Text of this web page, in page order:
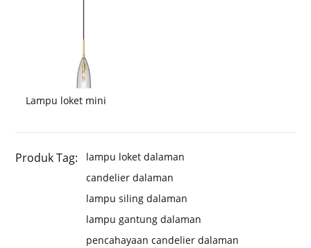
Lampu loket mini
Produk Tag:
lampu loket dalaman
candelier dalaman
lampu siling dalaman
lampu gantung dalaman
pencahayaan candelier dalaman